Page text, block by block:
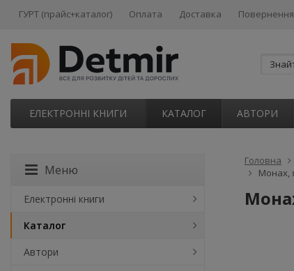
ГУРТ (прайс+каталог) Оплата Доставка Повернення
ЕЛЕКТРОННІ КНИГИ КАТАЛОГ АВТОРИ
Головна
Монах,
Меню
Електронні книги
Каталог
Автори